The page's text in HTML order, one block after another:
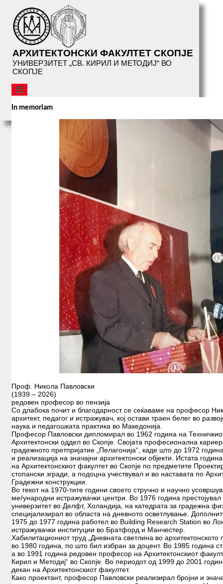
АРХИТЕКТОНСКИ ФАКУЛТЕТ СКОПЈЕ
УНИВЕРЗИТЕТ „СВ. КИРИЛ И МЕТОДИЈ“ ВО
СКОПЈЕ
АФС
ОРГАНИЗАЦИЈА
СЕРВИСИ
БИБЛИОТЕКА
НАСТАНИ
ПРЕДАВАЊА
ИЗЛОЖБИ
РАБОТИЛНИЦИ
ОБУКИ
ЛЕТНА ШКОЛА
ПУБЛИКАЦИИ
АРХИ.ТЕК
АЛУМНИ
In memoriam
Проф. Никола Павловски
(1939 – 2026)
редовен професор во пензија
Со длабока почит и благодарност се сеќаваме на професор
архитект, педагог и истражувач, кој остави траен белег во
наука и педагошката практика во Македонија.
Професор Павловски дипломирал во 1962 година на
Архитектонски оддел во Скопје. Својата професионална
градежното претпријатие „Пелагонија“, каде што до 1972
и реализација на значајни архитектонски објекти. Истата
на Архитектонскиот факултет во Скопје по предметите
стопански згради, а подоцна учествувал и во наставата по
Градежни конструкции.
Во текот на 1970-тите години своето стручно и научно
меѓународни истражувачки центри. Во 1976 година
универзитет во Делфт, Холандија, на катедрата за градежна
специјализирал во областа на дневното осветлување.
1975 до 1977 година работел во Building Research Station во
истражувачки институции во Братфорд и Манчестер.
Хабилитациониот труд „Дневната светлина во
во 1980 година, по што бил избран за доцент. Во 1985 година
а во 1991 година редовен професор на Архитектонскиот
Кирил и Методиј“ во Скопје. Во периодот од 1999 до 2001
декан на Архитектонскиот факултет.
Како проектант, професор Павловски реализирал бројни и